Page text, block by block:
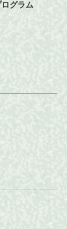
グラム